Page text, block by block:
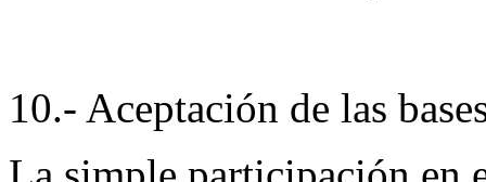
10.- Aceptación de las